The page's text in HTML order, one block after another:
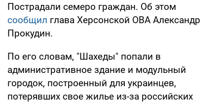
Пострадали семеро граждан. Об этом
сообщил глава Херсонской ОВА Александр
Прокудин.
По его словам, "Шахеды" попали в
административное здание и модульный
городок, построенный для украинцев,
потерявших свое жилье из-за российских